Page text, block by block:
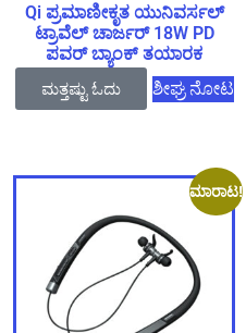
Qi ಪ್ರಮಾಣೀಕೃತ ಯುನಿವರ್ಸಲ್
ಟ್ರಾವೆಲ್ ಚಾರ್ಜರ್ 18W PD
ಪವರ್ ಬ್ಯಾಂಕ್ ತಯಾರಕ
ಮತ್ತಷ್ಟು ಓದು
ಶೀಘ್ರ ನೋಟ
ಮಾರಾಟ!